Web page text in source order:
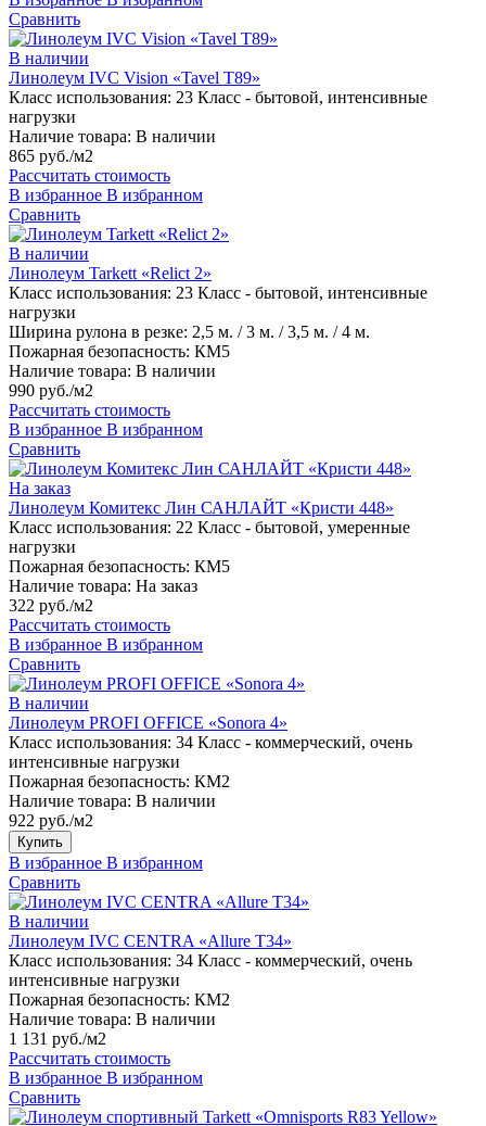
Сравнить
В наличии
Линолеум IVC Vision «Tavel T89»
Класс использования: 23 Класс - бытовой, интенсивные
нагрузки
Наличие товара: В наличии
865 руб./м2
Рассчитать стоимость
В избранное В избранном
Сравнить
В наличии
Линолеум Tarkett «Relict 2»
Класс использования: 23 Класс - бытовой, интенсивные
нагрузки
Ширина рулона в резке: 2,5 м. / 3 м. / 3,5 м. / 4 м.
Пожарная безопасность: КМ5
Наличие товара: В наличии
990 руб./м2
Рассчитать стоимость
В избранное В избранном
Сравнить
На заказ
Линолеум Комитекс Лин САНЛАЙТ «Кристи 448»
Класс использования: 22 Класс - бытовой, умеренные
нагрузки
Пожарная безопасность: КМ5
Наличие товара: На заказ
322 руб./м2
Рассчитать стоимость
В избранное В избранном
Сравнить
В наличии
Линолеум PROFI OFFICE «Sonora 4»
Класс использования: 34 Класс - коммерческий, очень
интенсивные нагрузки
Пожарная безопасность: КМ2
Наличие товара: В наличии
922 руб./м2
Купить
В избранное В избранном
Сравнить
В наличии
Линолеум IVC CENTRA «Allure T34»
Класс использования: 34 Класс - коммерческий, очень
интенсивные нагрузки
Пожарная безопасность: КМ2
Наличие товара: В наличии
1 131 руб./м2
Рассчитать стоимость
В избранное В избранном
Сравнить